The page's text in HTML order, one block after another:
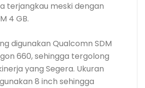
terjangkau meski dengan
4 GB.
digunakan Qualcomn SDM
660, sehingga tergolong
yang Segera. Ukuran
8 inch sehingga